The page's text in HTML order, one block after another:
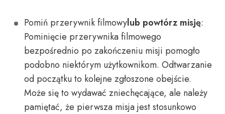
Pomiń przerywnik filmowylub powtórz misję:
Pominięcie przerywnika filmowego
bezpośrednio po zakończeniu misji pomogło
podobno niektórym użytkownikom. Odtwarzanie
od początku to kolejne zgłoszone obejście.
Może się to wydawać zniechęcające, ale należy
pamiętać, że pierwsza misja jest stosunkowo